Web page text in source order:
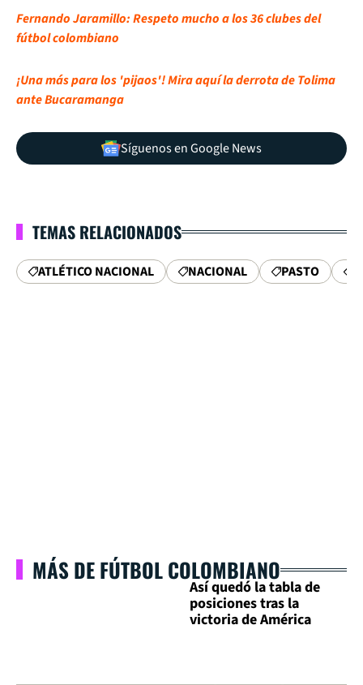
Fernando Jaramillo: Respeto mucho a los 36 clubes del
fútbol colombiano
¡Una más para los 'pijaos'! Mira aquí la derrota de Tolima
ante Bucaramanga
Síguenos en Google News
TEMAS RELACIONADOS
ATLÉTICO NACIONAL NACIONAL PASTO
MÁS DE FÚTBOL COLOMBIANO
Así quedó la tabla de
posiciones tras la
victoria de América